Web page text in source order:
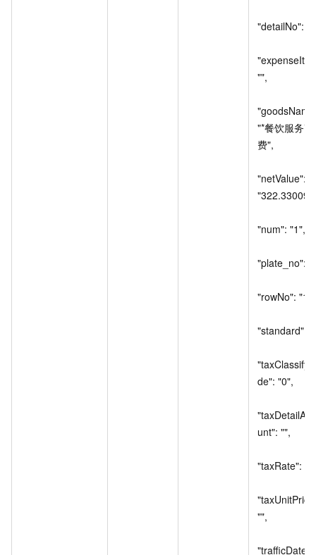
"detailNo":
"",
"*餐饮服务*
费",
"netValue":
"num": "1",
"plate_no":
"rowNo": "1",
"standard":
de": "0",
unt": "",
"taxRate":
"",